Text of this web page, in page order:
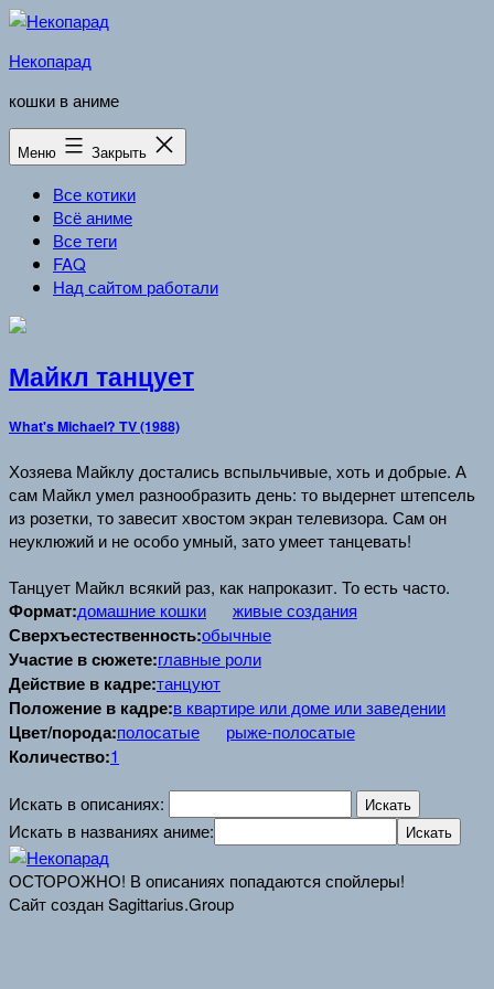
Перейти
содержимому
Некопарад
кошки в аниме
Меню Закрыть
Все котики
Всё аниме
Все теги
FAQ
Над сайтом работали
Майкл танцует
What's Michael? TV (1988)
Хозяева Майклу достались вспыльчивые, хоть и добрые. А
сам Майкл умел разнообразить день: то выдернет штепсель
из розетки, то завесит хвостом экран телевизора. Сам он
неуклюжий и не особо умный, зато умеет танцевать!
Танцует Майкл всякий раз, как напроказит. То есть часто.
Формат:домашние кошки живые создания
Сверхъестественность:обычные
Участие в сюжете:главные роли
Действие в кадре:танцуют
Положение в кадре:в квартире или доме или заведении
Цвет/порода:полосатые рыже-полосатые
Количество:1
Искать в описаниях:
Искать в названиях аниме:
ОСТОРОЖНО! В описаниях попадаются спойлеры!
Сайт создан Sagittarius.Group